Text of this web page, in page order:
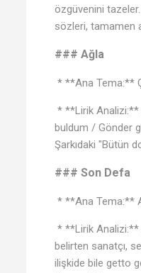
özgüvenini
sözleri, tamamen
### Ağla
* **Ana Tema:**
* **Lirik Analizi:**
buldum / Gönder
Şarkıdaki "Bütün
### Son Defa
* **Ana Tema:**
* **Lirik Analizi:**
belirten sanatçı,
ilişkide bile getto